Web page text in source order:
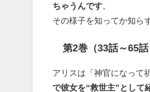
ちゃうんです
その様子を知ってか知ら
第2巻（33話～65
アリスは「神官になって
で彼女を“救世主”として